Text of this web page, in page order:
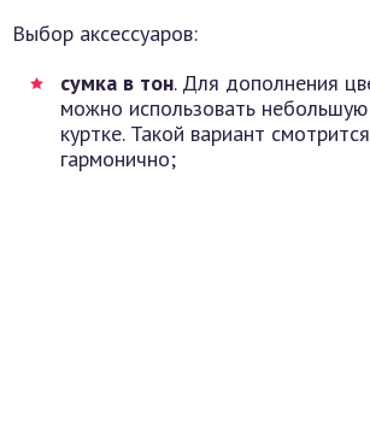
Выбор аксессуаров:
сумка в тон. Для дополнения
можно использовать
куртке. Такой вариант
гармонично;